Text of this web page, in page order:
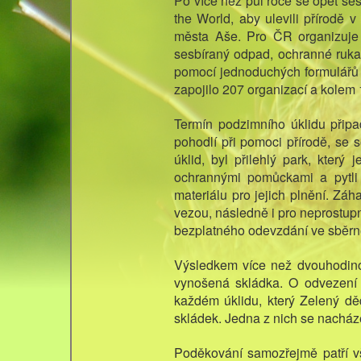
the World, aby ulevili přírodě
města Aše. Pro ČR
sesbíraný odpad, ochranné
pomocí jednoduchých
zapojilo 207 organizací a
Termín podzimního úklidu
pohodlí při pomoci přírodě, se
úklid, byl přilehlý park, který
ochrannými pomůckami a
materiálu pro jejich plnění.
vezou, následně i pro
bezplatného odevzdání ve
Výsledkem více než
vynošená skládka. O
každém úklidu, který Zelený
skládek. Jedna z nich se
Poděkování samozřejmě patří